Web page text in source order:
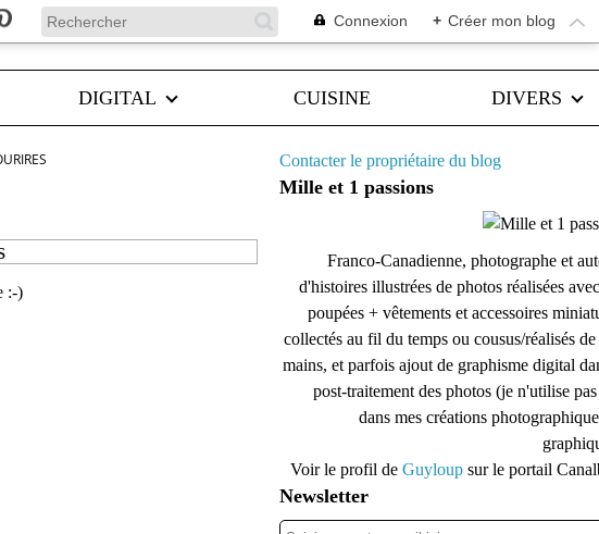
Connexion + Créer mon blog
DIGITAL CUISINE DIVERS
:-)
Contacter le propriétaire du blog
Mille et 1 passions
Franco-Canadienne, photographe et
d'histoires illustrées de photos réalisées
poupées + vêtements et accessoires
collectés au fil du temps ou cousus/réalisés de
mains, et parfois ajout de graphisme digital
post-traitement des photos (je n'utilise
dans mes créations
Voir le profil de Guyloup sur le portail
Newsletter